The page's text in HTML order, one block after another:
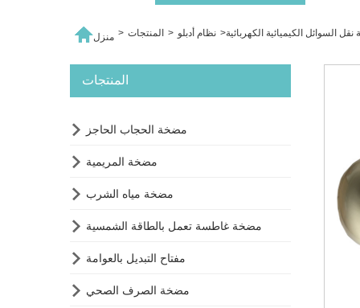
منزل > المنتجات > نظام أدبلو >السوائل الكيميائية الكهربائية
المنتجات
 مضخة الحجاب الحاجز
 مضخة المريمية
 مضخة مياه الشرب
 مضخة غاطسة تعمل بالطاقة الشمسية
 مفتاح التبديل بالعوامة
 مضخة الصرف الصحي